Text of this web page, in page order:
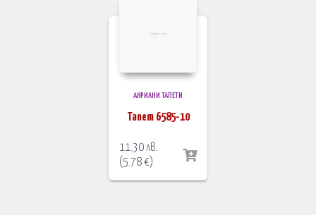
АКРИЛНИ ТАПЕТИ
Тапет 6585-10
11.30лв.
(5.78€)